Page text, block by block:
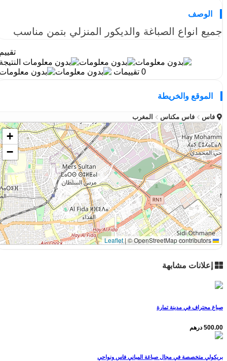
الوصف
جميع انواع الصباغة والديكور المنزلي بتمن مناسب
0 تقييمات
الموقع والخريطة
فاس فاس مكناس المغرب
+
−
Leaflet
|© OpenStreetMap contributors
إعلانات مشابهة
صباغ محتراف في مدينة تمارة
500.00 درهم
بريكولي متخصصة في مجال صباغة المباني فاس ونواحي